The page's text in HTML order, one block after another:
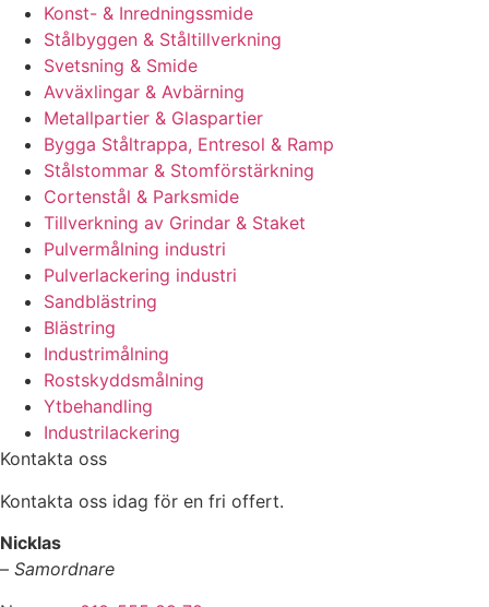
Konst- & Inredningssmide
Stålbyggen & Ståltillverkning
Svetsning & Smide
Avväxlingar & Avbärning
Metallpartier & Glaspartier
Bygga Ståltrappa, Entresol & Ramp
Stålstommar & Stomförstärkning
Cortenstål & Parksmide
Tillverkning av Grindar & Staket
Pulvermålning industri
Pulverlackering industri
Sandblästring
Blästring
Industrimålning
Rostskyddsmålning
Ytbehandling
Industrilackering
Kontakta oss
Kontakta oss idag för en fri offert.
Nicklas
– Samordnare